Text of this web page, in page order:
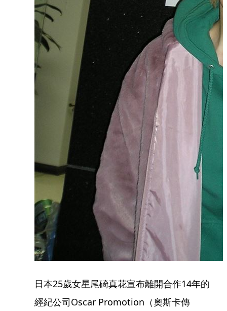
日本25歲女星尾碕真花宣布離開合作14年的
經紀公司Oscar Promotion（奧斯卡傳